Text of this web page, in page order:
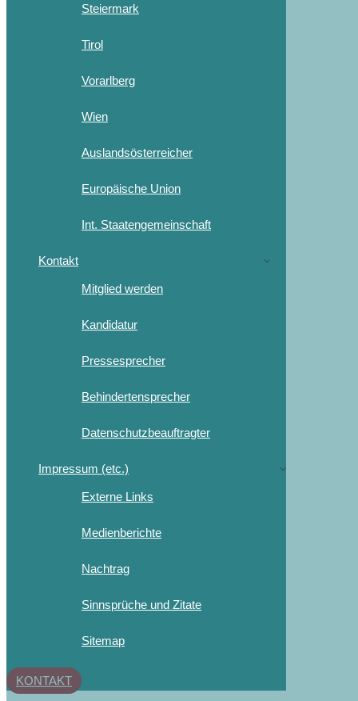
Steiermark
Tirol
Vorarlberg
Wien
Auslandsösterreicher
Europäische Union
Int. Staatengemeinschaft
Kontakt
Mitglied werden
Kandidatur
Pressesprecher
Behindertensprecher
Datenschutzbeauftragter
Impressum (etc.)
Externe Links
Medienberichte
Nachtrag
Sinnsprüche und Zitate
Sitemap
KONTAKT